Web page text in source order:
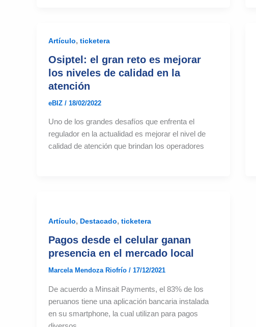
Artículo, ticketera
Osiptel: el gran reto es mejorar
los niveles de calidad en la
atención
eBIZ / 18/02/2022
Uno de los grandes desafíos que enfrenta el
regulador en la actualidad es mejorar el nivel de
calidad de atención que brindan los operadores
Artículo, Destacado, ticketera
Pagos desde el celular ganan
presencia en el mercado local
Marcela Mendoza Riofrío / 17/12/2021
De acuerdo a Minsait Payments, el 83% de los
peruanos tiene una aplicación bancaria instalada
en su smartphone, la cual utilizan para pagos